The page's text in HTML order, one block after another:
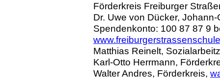
Förderkreis Freiburger
Dr. Uwe von Dücker,
Spendenkonto: 100 87 87 9
Matthias Reinelt,
Karl-Otto Herrmann,
Walter Andres, Förderkreis,